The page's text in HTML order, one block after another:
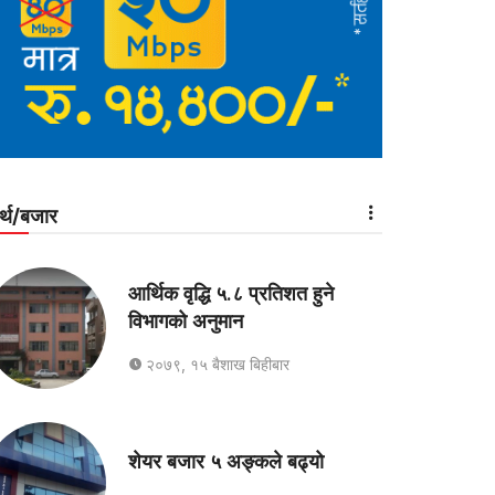
बजार
आर्थिक वृद्धि ५.८ प्रतिशत हुने
विभागको अनुमान
२०७९, १५ बैशाख बिहीबार
शेयर बजार ५ अङ्कले बढ्यो